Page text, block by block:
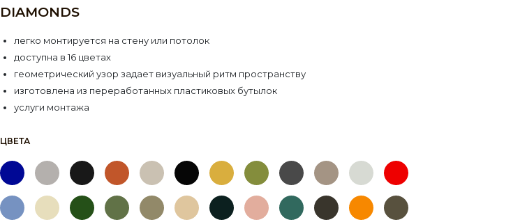
DIAMONDS
легко монтируется на стену или потолок
доступна в 16 цветах
геометрический узор задает визуальный ритм пространству
изготовлена из переработанных пластиковых бутылок
услуги монтажа
ЦВЕТА